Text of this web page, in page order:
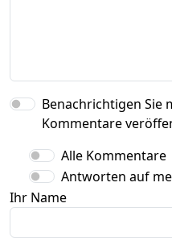
Benachrichtigen Sie
Kommentare
Alle Kommentare
Antworten auf
Ihr Name